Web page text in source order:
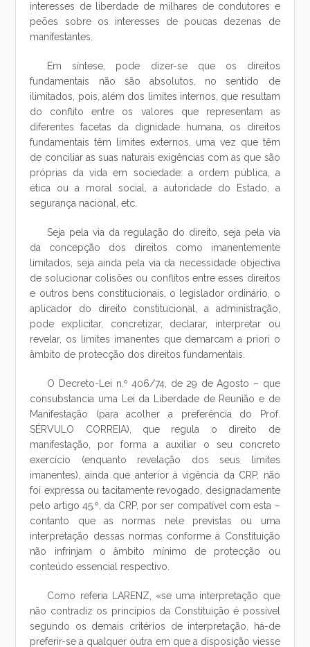
interesses de liberdade de milhares de condutores e
peões sobre os interesses de poucas dezenas de
manifestantes.
Em síntese, pode dizer-se que os direitos
fundamentais não são absolutos, no sentido de
ilimitados, pois, além dos limites internos, que resultam
do conflito entre os valores que representam as
diferentes facetas da dignidade humana, os direitos
fundamentais têm limites externos, uma vez que têm
de conciliar as suas naturais exigências com as que são
próprias da vida em sociedade: a ordem pública, a
ética ou a moral social, a autoridade do Estado, a
segurança nacional, etc.
Seja pela via da regulação do direito, seja pela via
da concepção dos direitos como imanentemente
limitados, seja ainda pela via da necessidade objectiva
de solucionar colisões ou conflitos entre esses direitos
e outros bens constitucionais, o legislador ordinário, o
aplicador do direito constitucional, a administração,
pode explicitar, concretizar, declarar, interpretar ou
revelar, os limites imanentes que demarcam a priori o
âmbito de protecção dos direitos fundamentais.
O Decreto-Lei n.º 406/74, de 29 de Agosto – que
consubstancia uma Lei da Liberdade de Reunião e de
Manifestação (para acolher a preferência do Prof.
SÉRVULO CORREIA), que regula o direito de
manifestação, por forma a auxiliar o seu concreto
exercício (enquanto revelação dos seus limites
imanentes), ainda que anterior à vigência da CRP, não
foi expressa ou tacitamente revogado, designadamente
pelo artigo 45.º, da CRP, por ser compatível com esta –
contanto que as normas nele previstas ou uma
interpretação dessas normas conforme à Constituição
não infrinjam o âmbito mínimo de protecção ou
conteúdo essencial respectivo.
Como referia LARENZ, «se uma interpretação que
não contradiz os princípios da Constituição é possível
segundo os demais critérios de interpretação, há-de
preferir-se a qualquer outra em que a disposição viesse